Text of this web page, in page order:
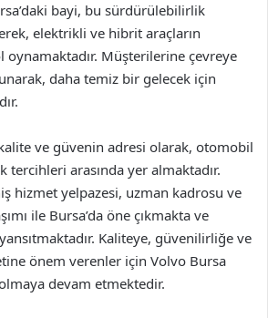
bayi, bu sürdürülebilirlik
elektrikli ve hibrit araçların
oynamaktadır. Müşterilerine çevreye
daha temiz bir gelecek için
ve güvenin adresi olarak, otomobil
tercihleri arasında yer almaktadır.
hizmet yelpazesi, uzman kadrosu ve
ile Bursa’da öne çıkmakta ve
Kaliteye, güvenilirliğe ve
önem verenler için Volvo Bursa
devam etmektedir.